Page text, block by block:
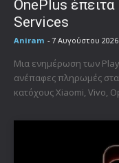
OnePlus
Services
Aniram - 7 Αυγούστου 2026
Μια ενημέρωση των
ανέπαφες πληρωμές στα
κατόχους Xiaomi, Vivo,